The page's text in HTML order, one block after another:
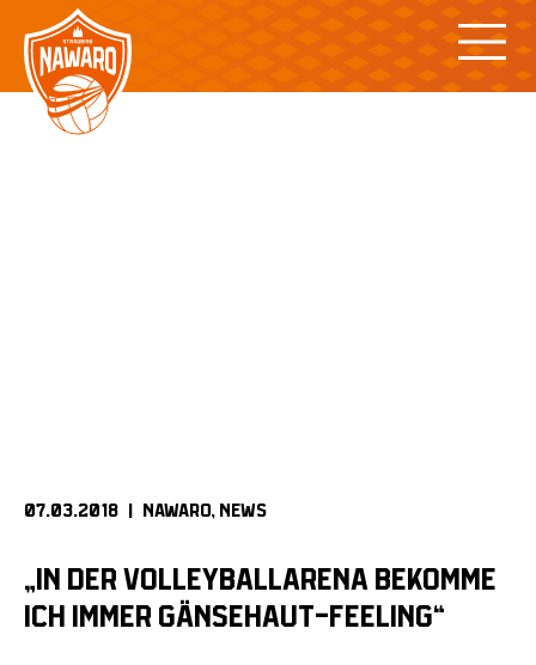
content
07.03.2018 | NAWARO NEWS
„IN DER VOLLEYBALLARENA BEKOMME
ICH IMMER GÄNSEHAUT-FEELING“